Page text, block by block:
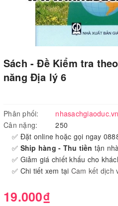
Sách - Đề Kiểm tra
năng Địa lý 6
Phân phối:
nhasachgiaoduc.vn
Cân nặng:
250
✅ Đặt online hoặc gọi ngay
✅ Ship hàng - Thu tiền tận
✅ Giảm giá chiết khấu cho
✅ Chi tiết xem tại Cam kết dịch
19.000₫